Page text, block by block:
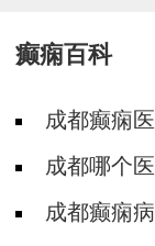
癫痫百科
成都癫痫
成都哪个
不良反应是什
成都癫痫